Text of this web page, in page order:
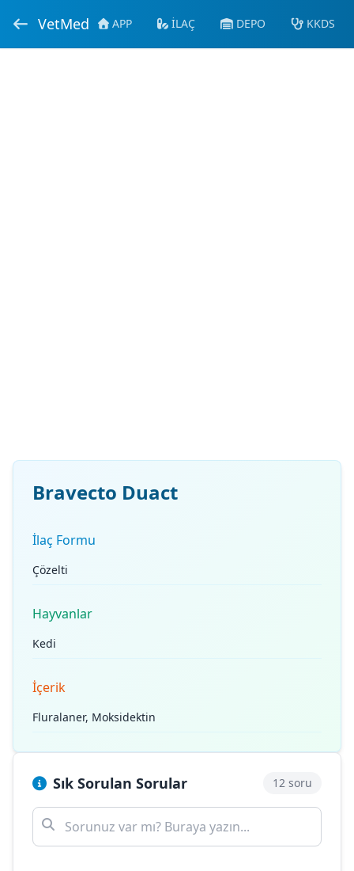
VetMed APP İLAÇ DEPO KKDS
Bravecto Duact
İlaç Formu
Çözelti
Hayvanlar
Kedi
İçerik
Fluralaner, Moksidektin
Sık Sorulan Sorular 12 soru